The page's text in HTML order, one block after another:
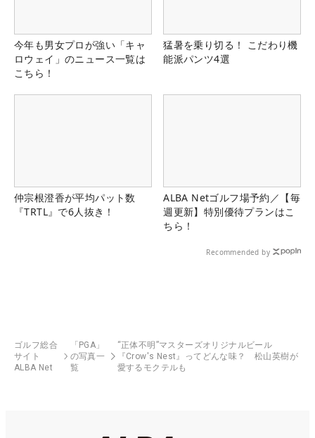
今年も男女プロが強い「キャ
ロウェイ」のニュース一覧は
こちら！
猛暑を乗り切る！ こだわり機
能派パンツ4選
仲宗根澄香が平均パット数
『TRTL』で6人抜き！
ALBA Netゴルフ場予約／【毎
週更新】特別優待プランはこ
ちら！
Recommended by
ゴルフ総合
サイト
ALBA Net
「PGA」
の写真一
覧
“正体不明”マスターズオリジナルビール
『Crow's Nest』ってどんな味？ 松山英樹が
愛するモクテルも